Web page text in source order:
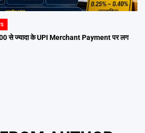
से ज्यादा के UPI Merchant Payment पर लग